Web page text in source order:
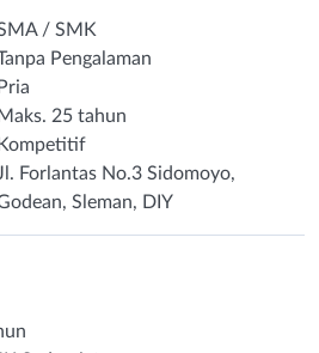
/ SMK
Pengalaman
25 tahun
Forlantas No.3 Sidomoyo,
Sleman, DIY